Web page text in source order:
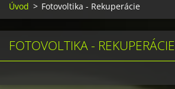
Úvod > Fotovoltika - Rekuperácie
FOTOVOLTIKA - REKUPERÁCIE